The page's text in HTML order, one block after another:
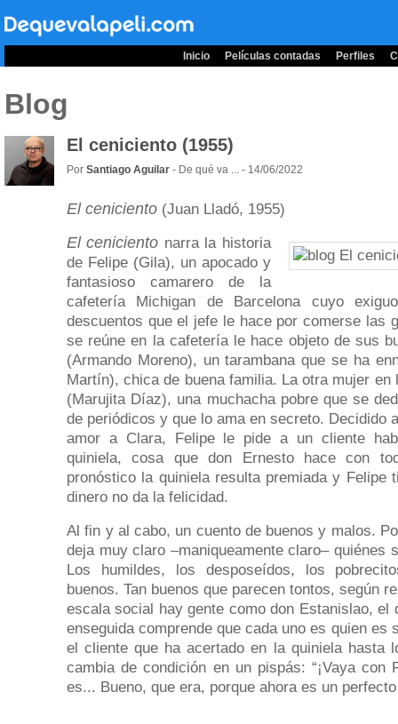
Inicio Películas contadas Perfiles
Blog
El ceniciento (1955)
Por Santiago Aguilar - De qué va ... - 14/06/2022
El ceniciento (Juan Lladó, 1955)
El ceniciento narra la historia
de Felipe (Gila), un apocado y
fantasioso camarero de la
cafetería Michigan de Barcelona cuyo
descuentos que el jefe le hace por comerse las
se reúne en la cafetería le hace objeto de sus
(Armando Moreno), un tarambana que se ha
Martín), chica de buena familia. La otra mujer en
(Marujita Díaz), una muchacha pobre que se
de periódicos y que lo ama en secreto. Decidido
amor a Clara, Felipe le pide a un cliente
quiniela, cosa que don Ernesto hace con
pronóstico la quiniela resulta premiada y Felipe
dinero no da la felicidad.
Al fin y al cabo, un cuento de buenos y malos.
deja muy claro –maniqueamente claro– quiénes
Los humildes, los desposeídos, los
buenos. Tan buenos que parecen tontos, según
escala social hay gente como don Estanislao, el
enseguida comprende que cada uno es quien es
el cliente que ha acertado en la quiniela hasta
cambia de condición en un pispás: “¡Vaya con
es... Bueno, que era, porque ahora es un